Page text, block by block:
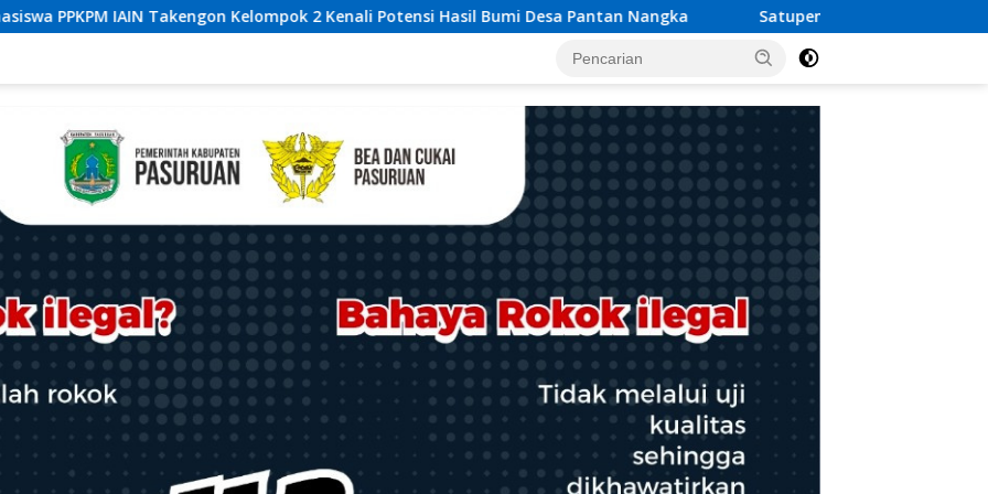
2 Kenali Potensi Hasil Bumi Desa Pantan Nangka Satupena.co.id Tetapkan HUT Ke-4 Digelar 22 Agustus 2026 di